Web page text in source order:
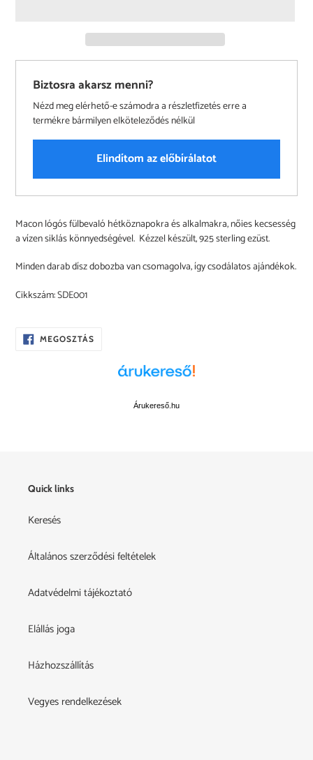
Biztosra akarsz menni?
Nézd meg elérhető-e számodra a részletfizetés erre a
termékre bármilyen elköteleződés nélkül
Elindítom az előbírálatot
termék
felvéve
kosárba
Macon lógós fülbevaló hétköznapokra és alkalmakra, nőies kecsesség
a vízen siklás könnyedségével. Kézzel készült, 925 sterling ezüst.
Minden darab dísz dobozba van csomagolva, így csodálatos ajándékok.
Cikkszám: SDE001
MEGOSZTÁSOSZD
MEG
Árukereső.hu
Quick links
Keresés
Általános szerződési feltételek
Adatvédelmi tájékoztató
Elállás joga
Házhozszállítás
Vegyes rendelkezések